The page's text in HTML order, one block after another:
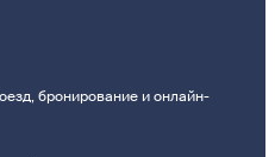
бронирование и онлайн-